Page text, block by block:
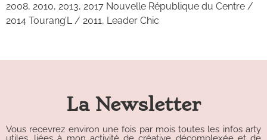
2008, 2010, 2013, 2017 Nouvelle République du Centre /
2014 Tourang’L / 2011, Leader Chic
La Newsletter
Vous recevrez environ une fois par mois toutes les infos arty